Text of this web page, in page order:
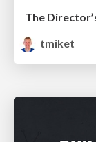
tmiket